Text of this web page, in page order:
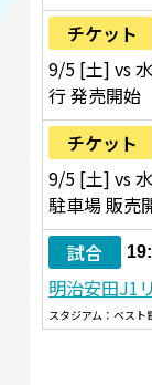
チケット
9/5 [土] vs
行 発売開始
チケット
9/5 [土] vs
駐車場 販売
試合
明治安田J1
スタジアム：ベスト